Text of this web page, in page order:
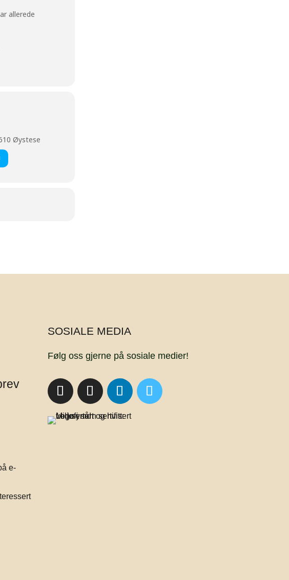
allerede
Øystese
e-
SOSIALE MEDIA
Følg oss gjerne på sosiale medier!